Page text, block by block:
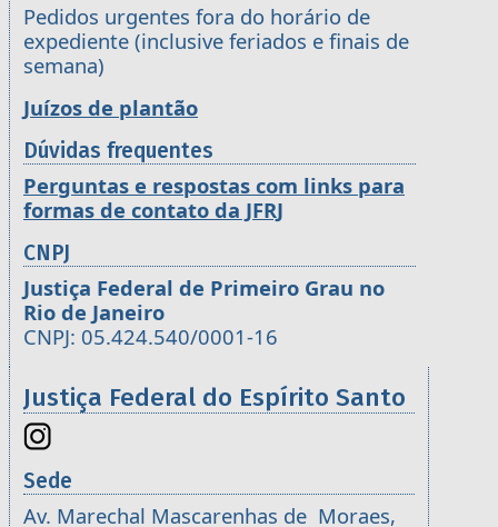
Pedidos urgentes fora do horário de
expediente (inclusive feriados e finais de
semana)
Juízos de plantão
Dúvidas frequentes
Perguntas e respostas com links para
formas de contato da JFRJ
CNPJ
Justiça Federal de Primeiro Grau no
Rio de Janeiro
CNPJ: 05.424.540/0001-16
Justiça Federal do Espírito Santo
Sede
Av. Marechal Mascarenhas de Moraes,